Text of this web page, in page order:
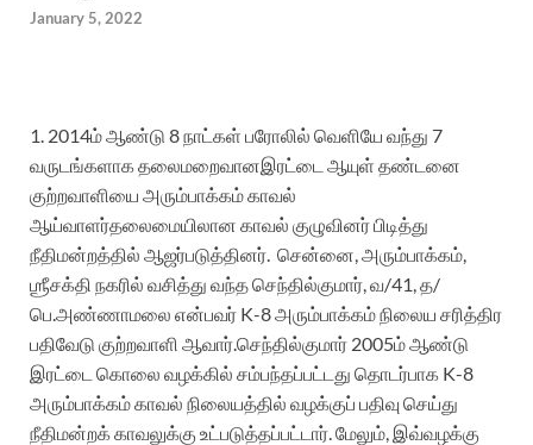
January 5, 2022
1. 2014ம்ஆண்டு 8நாட்கள் பரோலில் வெளியே வந்து 7
வருடங்களாகதலைமறைவானஇரட்டை ஆயுள் தண்டனை
குற்றவாளியை அரும்பாக்கம்காவல்
ஆய்வாளர்தலைமையிலான காவல் குழுவினர்பிடித்து
நீதிமன்றத்தில் ஆஜர்படுத்தினர் சென்னை அரும்பாக்கம்
ஶ்ரீசக்தி நகரில் வசித்து வந்தசெந்தில்குமார் , வ/41, த/
பெ.அண்ணாமலை என்பவர் K-8அரும்பாக்கம்நிலைய சரித்திர
பதிவேடு குற்றவாளி ஆவார்செந்தில்குமார் 2005ம்ஆண்டு
இரட்டை கொலை வழக்கில் சம்பந்தப்பட்டது தொடர்பாக K-8
அரும்பாக்கம்காவல் நிலையத்தில் வழக்குப் பதிவு செய்து
நீதிமன்றக்காவலுக்கு உட்படுத்தப்பட்டார் மேலும் இவ்வழக்கு